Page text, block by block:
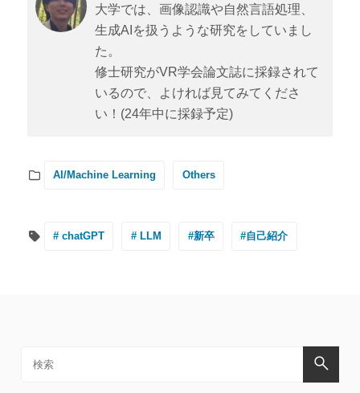
大学では、画像認識や自然言語処理、
生成AIを扱うような研究をしていまし
た。
修士研究がVR学会論文誌に採録されて
いるので、よければ見てみてくださ
い！(24年中に採録予定)
AI/Machine Learning Others
# chatGPT # LLM #新卒 #自己紹介